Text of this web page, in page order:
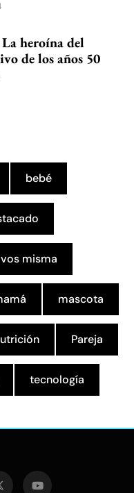
heroína del
de los años 50
bebé
misma
mascota
Pareja
tecnología